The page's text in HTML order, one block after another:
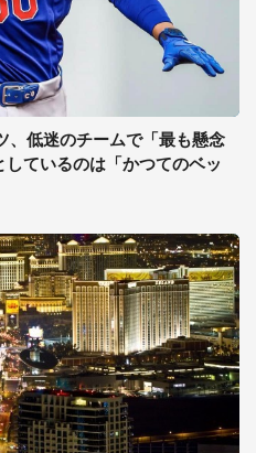
、低迷のチームで「最も懸念
ているのは「かつてのベッ